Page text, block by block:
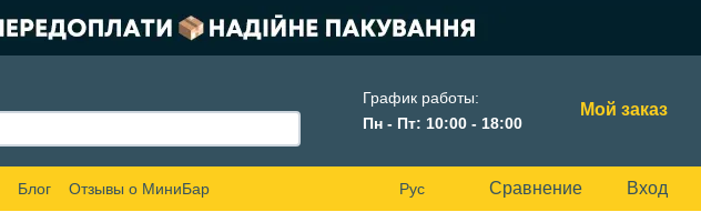
График работы:
Пн - Пт: 10:00 - 18:00
Мой заказ
Блог Отзывы о МиниБар Рус Сравнение Вход